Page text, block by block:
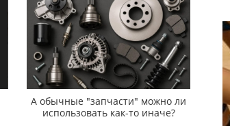
А обычные "запчасти" можно ли
использовать как-то иначе?